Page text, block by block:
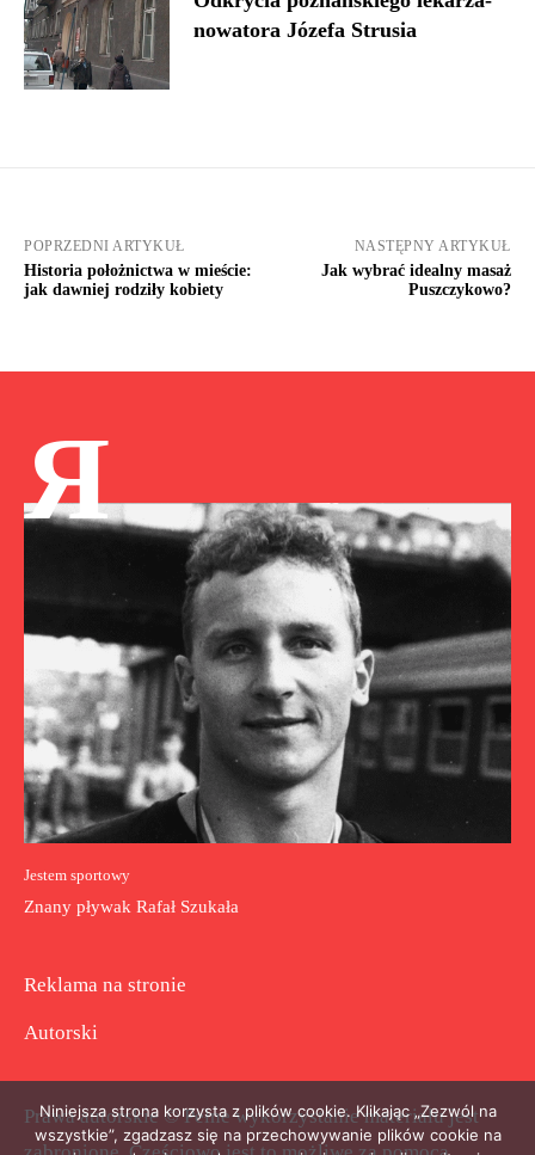
nowatora Józefa Strusia
POPRZEDNI ARTYKUŁ
Historia położnictwa w mieście:
jak dawniej rodziły kobiety
NASTĘPNY ARTYKUŁ
Jak wybrać idealny masaż
Puszczykowo?
Я
Jestem sportowy
Znany pływak Rafał Szukała
Reklama na stronie
Autorski
Prawa autorskie © Pełne wykorzystanie materiału jest
Niniejsza strona korzysta z plików cookie. Klikając „Zezwól na
wszystkie”, zgadzasz się na przechowywanie plików cookie na